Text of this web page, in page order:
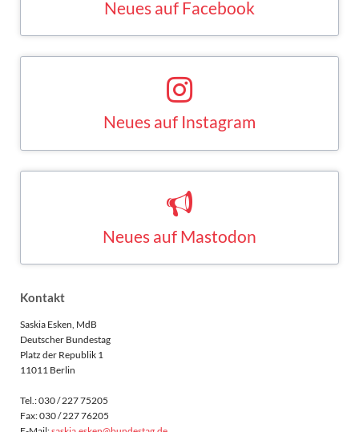
Kontakt
Saskia Esken, MdB
Deutscher Bundestag
Platz der Republik 1
11011 Berlin
Tel.: 030 / 227 75205
Fax: 030 / 227 76205